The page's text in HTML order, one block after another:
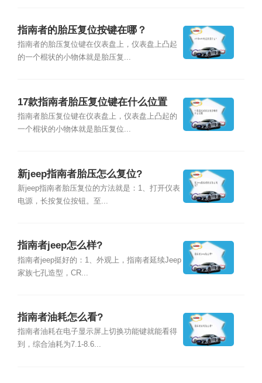
指南者的胎压复位按键在哪？
指南者的胎压复位键在仪表盘上，仪表盘上凸起
的一个棍状的小物体就是胎压复...
17款指南者胎压复位键在什么位置
指南者胎压复位键在仪表盘上，仪表盘上凸起的
一个棍状的小物体就是胎压复位...
新jeep指南者胎压怎么复位?
新jeep指南者胎压复位的方法就是：1、打开仪表
电源，长按复位按钮。至...
指南者jeep怎么样?
指南者jeep挺好的：1、外观上，指南者延续Jeep
家族七孔造型，CR...
指南者油耗怎么看?
指南者油耗在电子显示屏上切换功能键就能看得
到，综合油耗为7.1-8.6...